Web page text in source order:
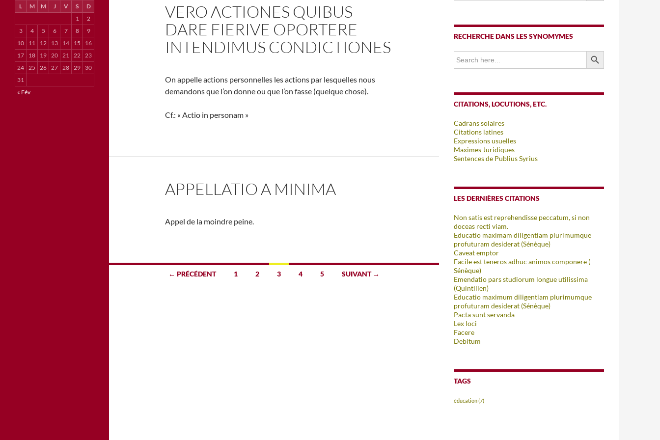
VERO ACTIONES QUIBUS
DARE FIERIVE OPORTERE
INTENDIMUS CONDICTIONES
On appelle actions personnelles les actions par lesquelles nous
demandons que l’on donne ou que l’on fasse (quelque chose).
Cf.: « Actio in personam »
APPELLATIO A MINIMA
Appel de la moindre peine.
Navigation← PRÉCÉDENT 1 2 3 4 5 SUIVANT →
RECHERCHE DANS LES SYNOMYMES
Search
for:
SEARCH BUTTON
CITATIONS, LOCUTIONS, ETC.
Cadrans solaires
Citations latines
Expressions usuelles
Maximes Juridiques
Sentences de Publius Syrius
LES DERNIÈRES CITATIONS
Non satis est reprehendisse peccatum, si non
doceas recti viam.
Educatio maximam diligentiam plurimumque
profuturam desiderat (Sénèque)
Caveat emptor
Facile est teneros adhuc animos componere (
Sénèque)
Emendatio pars studiorum longue utilissima
(Quintilien)
Educatio maximum diligentiam plurimumque
profuturam desiderat (Sénèque)
Pacta sunt servanda
Lex loci
Facere
Debitum
TAGS
éducation(7)
L M M J V S
D
1
2
3
4 5 6 7 8
9
10
11 12 13 14 15
16
17
18 19 20 21 22 23
24 25 26 27 28 29
30
31
« Fév